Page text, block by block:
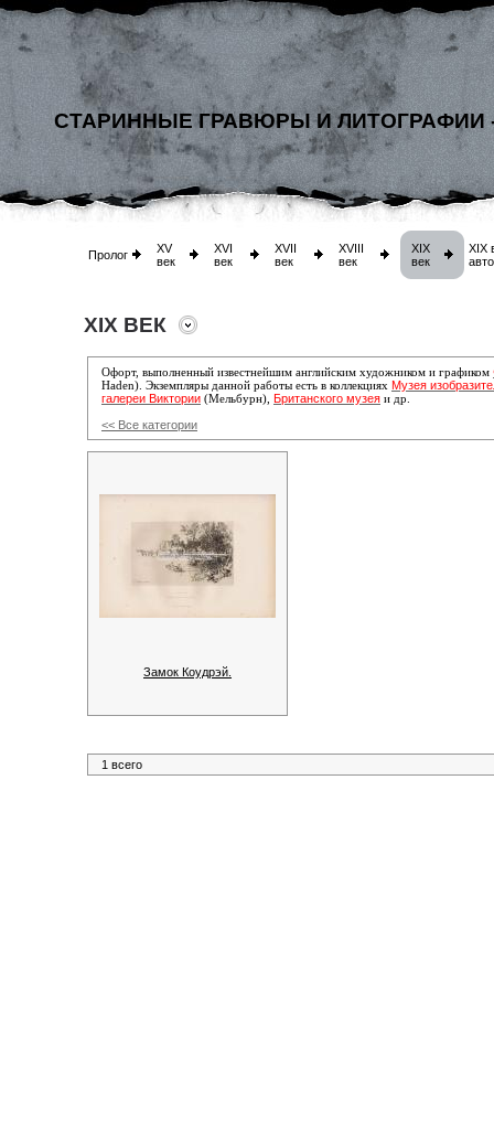
СТАРИННЫЕ ГРАВЮРЫ И ЛИТОГРАФИИ
Пролог
XV
век
XVI
век
XVII
век
XVIII
век
XIX
век
XIX
XIX ВЕК
Офорт, выполненный известнейшим английским художником и графиком
Haden). Экземпляры данной работы есть в коллекциях Музея
галереи Виктории (Мельбурн), Британского музея и др.
<< Все категории
Замок Коудрэй.
1 всего